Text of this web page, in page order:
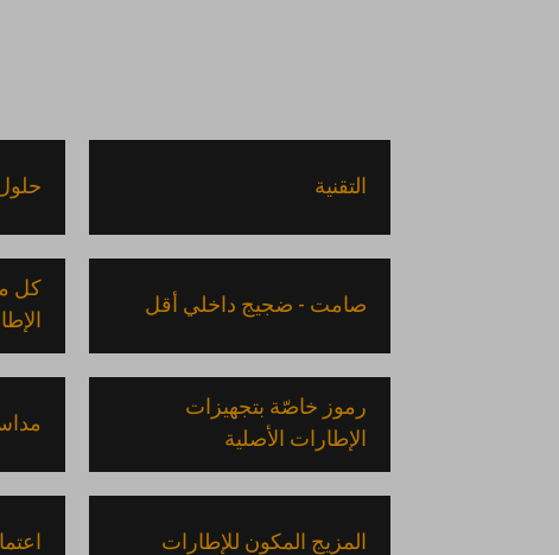
التقنية
صامت - ضجيج داخلي أقل
كل
رموز خاصّة بتجهيزات
الإطارات الأصلية
المزيج المكون للإطارات